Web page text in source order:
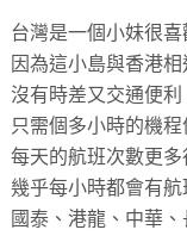
台灣是一個小妹很喜
因為這小島與香港相
沒有時差又交通便利
只需個多小時的機程
每天的航班次數更多
幾乎每小時都會有航
國泰、港龍、中華